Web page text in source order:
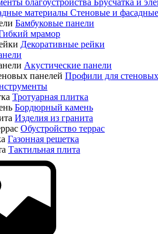
Брусчатка и
Стеновые и
Бамбуковые панели
мрамор
Декоративные рейки
Акустические панели
Профили для
Тротуарная плитка
Бордюрный камень
Изделия из гранита
Обустройство террас
Газонная решетка
Тактильная плита